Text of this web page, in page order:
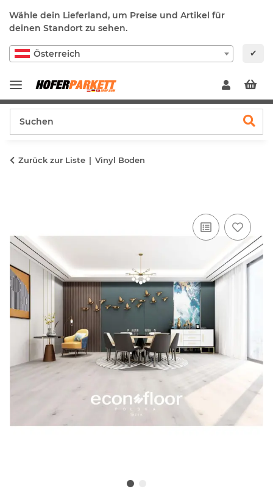
Wähle dein Lieferland, um Preise und Artikel für
deinen Standort zu sehen.
Österreich ✔
Zurück zur Liste Vinyl Boden